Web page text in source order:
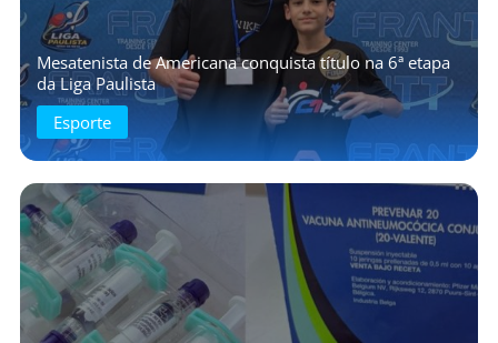
Mesatenista de Americana conquista título na 6ª etapa
da Liga Paulista
Esporte